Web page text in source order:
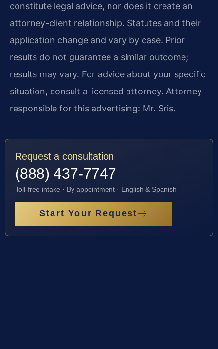
constitute legal advice, nor does it create an
attorney-client relationship. Statutes and their
application change and vary by case. Prior
results do not guarantee a similar outcome;
results may vary. For advice about your specific
situation, consult a licensed attorney. Attorney
responsible for this advertising: Mr. Sris.
Request a consultation
(888) 437-7747
Toll-free intake · By appointment · English & Spanish
Start Your Request